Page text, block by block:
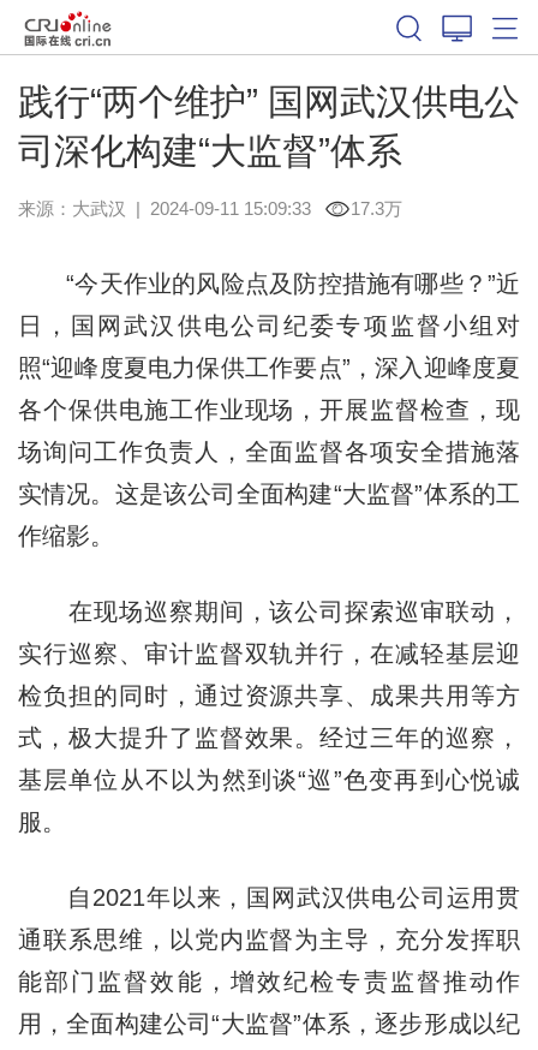
践行“两个维护” 国网武汉供电公
司深化构建“大监督”体系
来源： 大武汉 | 2024-09-11 15:09:33 17.3万
“今天作业的风险点及防控措施有哪些？”近
日，国网武汉供电公司纪委专项监督小组对
照“迎峰度夏电力保供工作要点”，深入迎峰度夏
各个保供电施工作业现场，开展监督检查，现
场询问工作负责人，全面监督各项安全措施落
实情况。这是该公司全面构建“大监督”体系的工
作缩影。
在现场巡察期间，该公司探索巡审联动，
实行巡察、审计监督双轨并行，在减轻基层迎
检负担的同时，通过资源共享、成果共用等方
式，极大提升了监督效果。经过三年的巡察，
基层单位从不以为然到谈“巡”色变再到心悦诚
服。
自2021年以来，国网武汉供电公司运用贯
通联系思维，以党内监督为主导，充分发挥职
能部门监督效能，增效纪检专责监督推动作
用，全面构建公司“大监督”体系，逐步形成以纪